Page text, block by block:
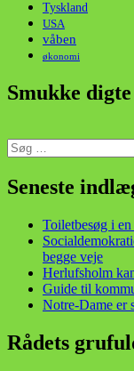
Tyskland
USA
våben
økonomi
Smukke
Søg
efter:
Seneste
Toiletbesøg i
begge veje
Herlufsholm
Guide til
Notre-Dame er
Rådets